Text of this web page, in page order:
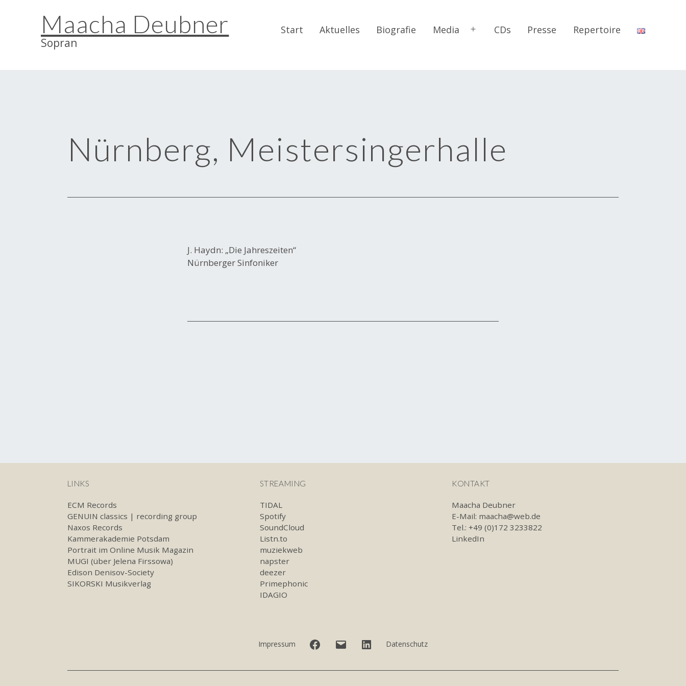
Maacha Deubner
Sopran
Start Aktuelles Biografie Media
Menü CDs Presse Repertoire
Nürnberg, Meistersingerhalle
J. Haydn: „Die Jahreszeiten“
Nürnberger Sinfoniker
LINKS
ECM Records
GENUIN classics | recording group
Naxos Records
Kammerakademie Potsdam
Portrait im Online Musik Magazin
MUGI (über Jelena Firssowa)
Edison Denisov-Society
SIKORSKI Musikverlag
STREAMING
TIDAL
Spotify
SoundCloud
Listn.to
muziekweb
napster
deezer
Primephonic
IDAGIO
KONTAKT
Maacha Deubner
E-Mail: maacha@web.de
Tel.: +49 (0)172 3233822
LinkedIn
Impressum Facebook LinkedIn
Datenschutz